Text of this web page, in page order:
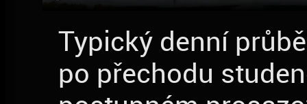
Typický denní
po přechodu